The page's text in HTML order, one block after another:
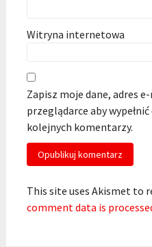
Witryna internetowa
Zapisz moje dane, adres
przeglądarce aby
kolejnych komentarzy.
This site uses Akismet to
comment data is